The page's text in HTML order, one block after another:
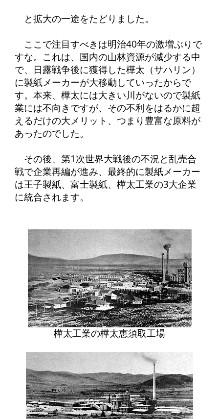
と拡大の一途をたどりました。
ここで注目すべきは明治40年の激増ぶりで
すな。これは、国内の山林資源が減少する中
で、日露戦争後に獲得した樺太（サハリン）
に製紙メーカーが大移動していったからで
す。本来、樺太には大きい川がないので製紙
業には不向きですが、その不利をはるかに超
えるだけの大メリット、つまり豊富な原料が
あったのでした。
その後、第1次世界大戦後の不況と乱売合
戦で企業再編が進み、最終的に製紙メーカー
は王子製紙、富士製紙、樺太工業の3大企業
に統合されます。
樺太工業の樺太恵須取工場